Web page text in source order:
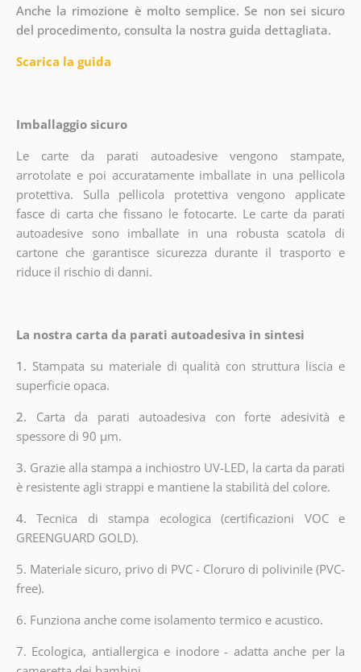
Anche la rimozione è molto semplice. Se non sei sicuro
del procedimento, consulta la nostra guida dettagliata.
Scarica la guida
Imballaggio sicuro
Le carte da parati autoadesive vengono stampate,
arrotolate e poi accuratamente imballate in una pellicola
protettiva. Sulla pellicola protettiva vengono applicate
fasce di carta che fissano le fotocarte. Le carte da parati
autoadesive sono imballate in una robusta scatola di
cartone che garantisce sicurezza durante il trasporto e
riduce il rischio di danni.
La nostra carta da parati autoadesiva in sintesi
1. Stampata su materiale di qualità con struttura liscia e
superficie opaca.
2. Carta da parati autoadesiva con forte adesività e
spessore di 90 µm.
3. Grazie alla stampa a inchiostro UV-LED, la carta da parati
è resistente agli strappi e mantiene la stabilità del colore.
4.Tecnica di stampa ecologica (certificazioni VOC e
GREENGUARD GOLD).
5. Materiale sicuro, privo di PVC - Cloruro di polivinile (PVC-
free).
6. Funziona anche come isolamento termico e acustico.
7. Ecologica, antiallergica e inodore - adatta anche per la